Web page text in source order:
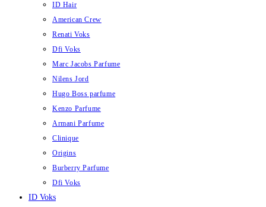
ID Hair
American Crew
Renati Voks
Dfi Voks
Marc Jacobs Parfume
Nilens Jord
Hugo Boss parfume
Kenzo Parfume
Armani Parfume
Clinique
Origins
Burberry Parfume
Dfi Voks
ID Voks